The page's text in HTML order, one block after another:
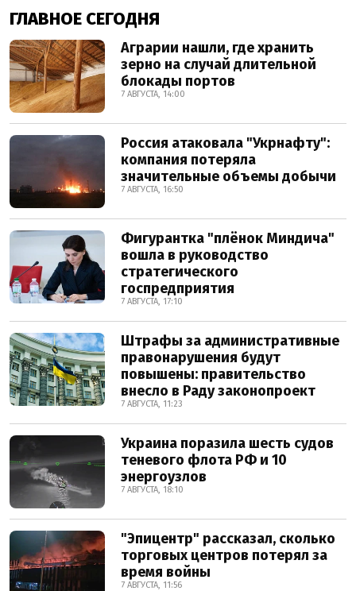
ГЛАВНОЕ СЕГОДНЯ
Аграрии нашли, где хранить
зерно на случай длительной
блокады портов
7 АВГУСТА, 14:00
Россия атаковала "Укрнафту":
компания потеряла
значительные объемы добычи
7 АВГУСТА, 16:50
Фигурантка "плёнок Миндича"
вошла в руководство
стратегического
госпредприятия
7 АВГУСТА, 17:10
Штрафы за административные
правонарушения будут
повышены: правительство
внесло в Раду законопроект
7 АВГУСТА, 11:23
Украина поразила шесть судов
теневого флота РФ и 10
энергоузлов
7 АВГУСТА, 18:10
"Эпицентр" рассказал, сколько
торговых центров потерял за
время войны
7 АВГУСТА, 11:56